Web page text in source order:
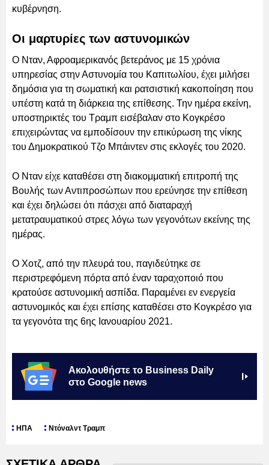
κυβέρνηση.
Οι μαρτυρίες των αστυνομικών
Ο Νταν, Αφροαμερικανός βετεράνος με 15 χρόνια
υπηρεσίας στην Αστυνομία του Καπιτωλίου, έχει μιλήσει
δημόσια για τη σωματική και ρατσιστική κακοποίηση που
υπέστη κατά τη διάρκεια της επίθεσης. Την ημέρα εκείνη,
υποστηρικτές του Τραμπ εισέβαλαν στο Κογκρέσο
επιχειρώντας να εμποδίσουν την επικύρωση της νίκης
του Δημοκρατικού Τζο Μπάιντεν στις εκλογές του 2020.
Ο Νταν είχε καταθέσει στη διακομματική επιτροπή της
Βουλής των Αντιπροσώπων που ερεύνησε την επίθεση
και έχει δηλώσει ότι πάσχει από διαταραχή
μετατραυματικού στρες λόγω των γεγονότων εκείνης της
ημέρας.
Ο Χοτζ, από την πλευρά του, παγιδεύτηκε σε
περιστρεφόμενη πόρτα από έναν ταραχοποιό που
κρατούσε αστυνομική ασπίδα. Παραμένει εν ενεργεία
αστυνομικός και έχει επίσης καταθέσει στο Κογκρέσο για
τα γεγονότα της 6ης Ιανουαρίου 2021.
Ακολουθήστε το Business Daily
στο Google news
ΗΠΑ Ντόναλντ Τραμπ